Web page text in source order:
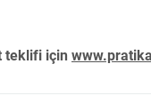
teklifi için